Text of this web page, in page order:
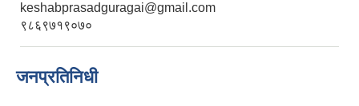
keshabprasadguragai@gmail.com
९८६९७१९०७०
जनप्रतिनिधी